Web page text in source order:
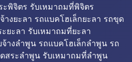
ะพิจิตร รับเหมาถมที่พิจิตร
างยะลา รถแบคโฮเล็กยะลา รถขุด
ยะลา รับเหมาถมที่ยะลา
างลำพูน รถแบคโฮเล็กลำพูน รถ
สระลำพูน รับเหมาถมที่ลำพูน